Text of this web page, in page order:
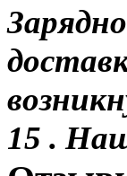
15 .